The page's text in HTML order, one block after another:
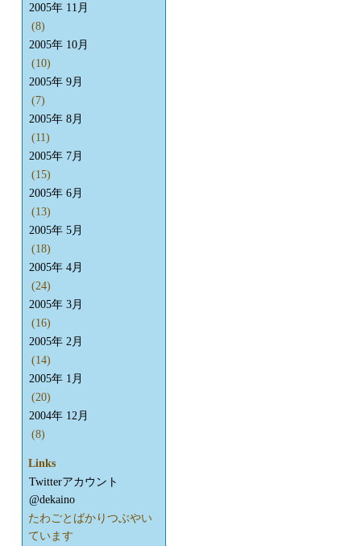
2005年 11月
(8)
2005年 10月
(10)
2005年 9月
(7)
2005年 8月
(11)
2005年 7月
(15)
2005年 6月
(13)
2005年 5月
(18)
2005年 4月
(24)
2005年 3月
(16)
2005年 2月
(14)
2005年 1月
(20)
2004年 12月
(8)
Links
Twitterアカウント
@dekaino
たわごとばかりつぶやい
ています